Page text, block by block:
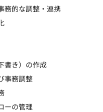
務的な調整・連携
書き）の作成
事務調整
ーの管理